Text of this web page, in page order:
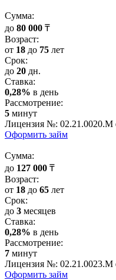
Cумма:
до 80 000 ₸
Возраст:
от 18 до 75 лет
Срок:
до 20 дн.
Cтавка:
0,28% в день
Рассмотрение:
5 минут
Лицензия №: 02.21.0020.M
Оформить займ
Cумма:
до 127 000 ₸
Возраст:
от 18 до 65 лет
Срок:
до 3 месяцев
Cтавка:
0,28% в день
Рассмотрение:
7 минут
Лицензия №: 02.21.0023.M
Оформить займ